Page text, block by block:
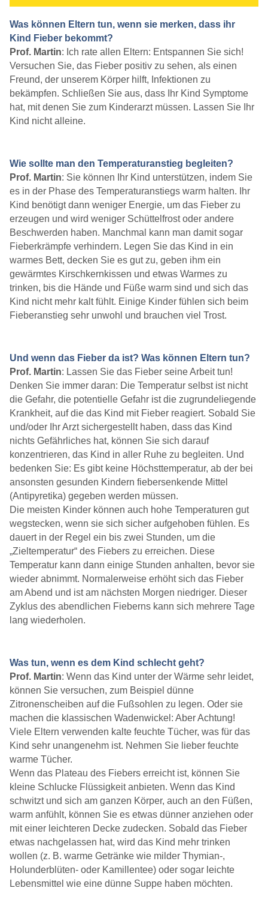
Was können Eltern tun, wenn sie merken, dass ihr
Kind Fieber bekommt?
Prof. Martin: Ich rate allen Eltern: Entspannen Sie sich!
Versuchen Sie, das Fieber positiv zu sehen, als einen
Freund, der unserem Körper hilft, Infektionen zu
bekämpfen. Schließen Sie aus, dass Ihr Kind Symptome
hat, mit denen Sie zum Kinderarzt müssen. Lassen Sie Ihr
Kind nicht alleine.
Wie sollte man den Temperaturanstieg begleiten?
Prof. Martin: Sie können Ihr Kind unterstützen, indem Sie
es in der Phase des Temperaturanstiegs warm halten. Ihr
Kind benötigt dann weniger Energie, um das Fieber zu
erzeugen und wird weniger Schüttelfrost oder andere
Beschwerden haben. Manchmal kann man damit sogar
Fieberkrämpfe verhindern. Legen Sie das Kind in ein
warmes Bett, decken Sie es gut zu, geben ihm ein
gewärmtes Kirschkernkissen und etwas Warmes zu
trinken, bis die Hände und Füße warm sind und sich das
Kind nicht mehr kalt fühlt. Einige Kinder fühlen sich beim
Fieberanstieg sehr unwohl und brauchen viel Trost.
Und wenn das Fieber da ist? Was können Eltern tun?
Prof. Martin: Lassen Sie das Fieber seine Arbeit tun!
Denken Sie immer daran: Die Temperatur selbst ist nicht
die Gefahr, die potentielle Gefahr ist die zugrundeliegende
Krankheit, auf die das Kind mit Fieber reagiert. Sobald Sie
und/oder Ihr Arzt sichergestellt haben, dass das Kind
nichts Gefährliches hat, können Sie sich darauf
konzentrieren, das Kind in aller Ruhe zu begleiten. Und
bedenken Sie: Es gibt keine Höchsttemperatur, ab der bei
ansonsten gesunden Kindern fiebersenkende Mittel
(Antipyretika) gegeben werden müssen.
Die meisten Kinder können auch hohe Temperaturen gut
wegstecken, wenn sie sich sicher aufgehoben fühlen. Es
dauert in der Regel ein bis zwei Stunden, um die
„Zieltemperatur“ des Fiebers zu erreichen. Diese
Temperatur kann dann einige Stunden anhalten, bevor sie
wieder abnimmt. Normalerweise erhöht sich das Fieber
am Abend und ist am nächsten Morgen niedriger. Dieser
Zyklus des abendlichen Fieberns kann sich mehrere Tage
lang wiederholen.
Was tun, wenn es dem Kind schlecht geht?
Prof. Martin: Wenn das Kind unter der Wärme sehr leidet,
können Sie versuchen, zum Beispiel dünne
Zitronenscheiben auf die Fußsohlen zu legen. Oder sie
machen die klassischen Wadenwickel: Aber Achtung!
Viele Eltern verwenden kalte feuchte Tücher, was für das
Kind sehr unangenehm ist. Nehmen Sie lieber feuchte
warme Tücher.
Wenn das Plateau des Fiebers erreicht ist, können Sie
kleine Schlucke Flüssigkeit anbieten. Wenn das Kind
schwitzt und sich am ganzen Körper, auch an den Füßen,
warm anfühlt, können Sie es etwas dünner anziehen oder
mit einer leichteren Decke zudecken. Sobald das Fieber
etwas nachgelassen hat, wird das Kind mehr trinken
wollen (z. B. warme Getränke wie milder Thymian-,
Holunderblüten- oder Kamillentee) oder sogar leichte
Lebensmittel wie eine dünne Suppe haben möchten.